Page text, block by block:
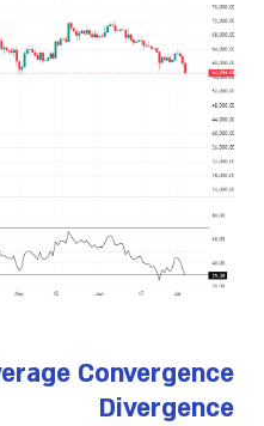
Convergence
Divergence